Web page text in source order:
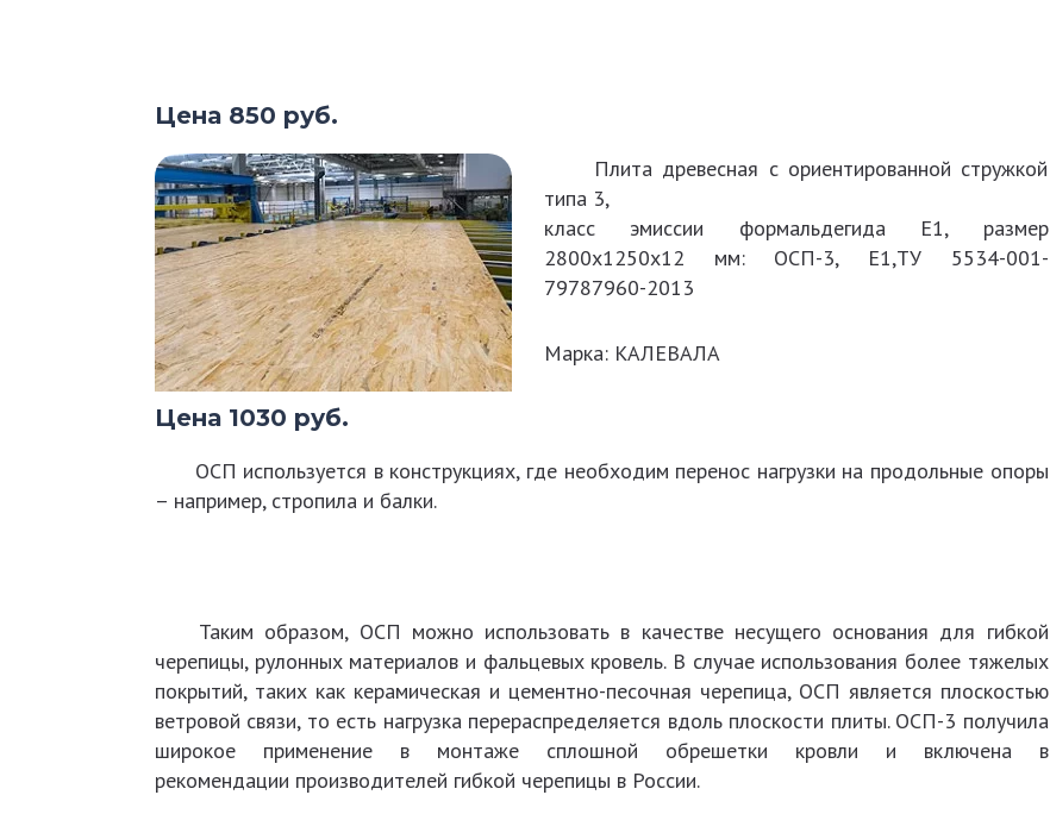
Цена 850 руб.
Плита древесная с ориентированной стружкой
типа 3,
класс эмиссии формальдегида Е1, размер
2800х1250х12 мм: ОСП-3, Е1,ТУ 5534-001-
79787960-2013
Марка: КАЛЕВАЛА
Цена 1030 руб.
ОСП используется в конструкциях, где необходим перенос нагрузки на продольные опоры
– например, стропила и балки.
Таким образом, ОСП можно использовать в качестве несущего основания для гибкой
черепицы, рулонных материалов и фальцевых кровель. В случае использования более тяжелых
покрытий, таких как керамическая и цементно-песочная черепица, ОСП является плоскостью
ветровой связи, то есть нагрузка перераспределяется вдоль плоскости плиты. ОСП-3 получила
широкое применение в монтаже сплошной обрешетки кровли и включена в
рекомендации производителей гибкой черепицы в России.